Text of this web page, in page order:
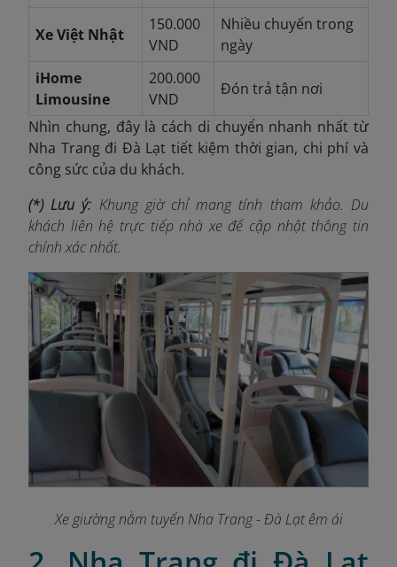
Xe Việt Nhật
150.000
VND
Nhiều chuyến trong
ngày
iHome
Limousine
200.000
VND
Đón trả tận nơi
Nhìn chung, đây là cách di chuyển nhanh nhất từ
Nha Trang đi Đà Lạt tiết kiệm thời gian, chi phí và
công sức của du khách.
(*) Lưu ý: Khung giờ chỉ mang tính tham khảo. Du
khách liên hệ trực tiếp nhà xe để cập nhật thông tin
chính xác nhất.
Xe giường nằm tuyến Nha Trang - Đà Lạt êm ái